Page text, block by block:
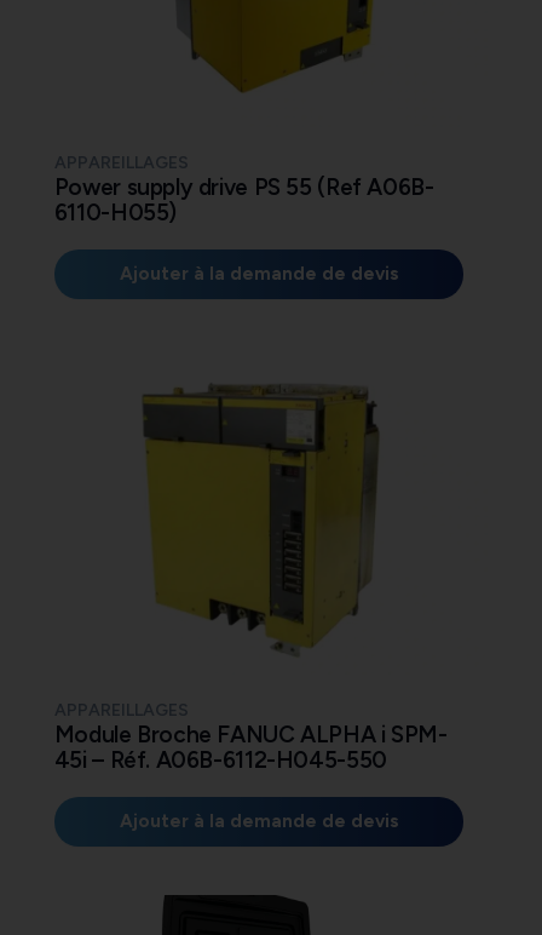
APPAREILLAGES
Power supply drive PS 55 (Ref A06B-
6110-H055)
Ajouter à la demande de devis
APPAREILLAGES
Module Broche FANUC ALPHA i SPM-
45i – Réf. A06B-6112-H045-550
Ajouter à la demande de devis